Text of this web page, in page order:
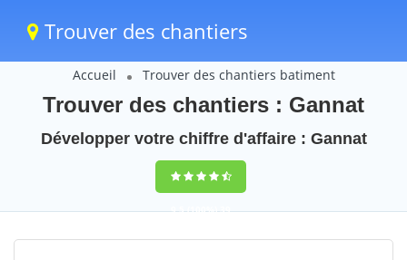
Trouver des chantiers
Accueil Trouver des chantiers batiment
Trouver des chantiers : Gannat
Développer votre chiffre d'affaire : Gannat
9,5(100%)39
votes